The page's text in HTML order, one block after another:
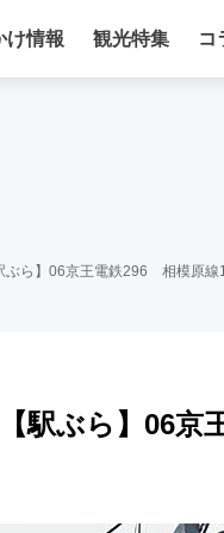
け情報 観光特集 コ
ぶら】06京王電鉄296 相模原線
駅ぶら】06